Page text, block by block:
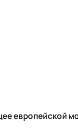
европейской